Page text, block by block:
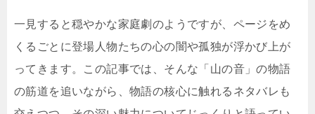
一見すると穏やかな家庭劇のようですが、ページをめ
くるごとに登場人物たちの心の闇や孤独が浮かび上が
ってきます。この記事では、そんな「山の音」の物語
の筋道を追いながら、物語の核心に触れるネタバレも